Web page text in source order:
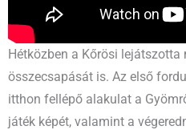
Hétközben a Kőrösi
összecsapását is. Az első
itthon fellépő alakulat a
játék képét, valamint a